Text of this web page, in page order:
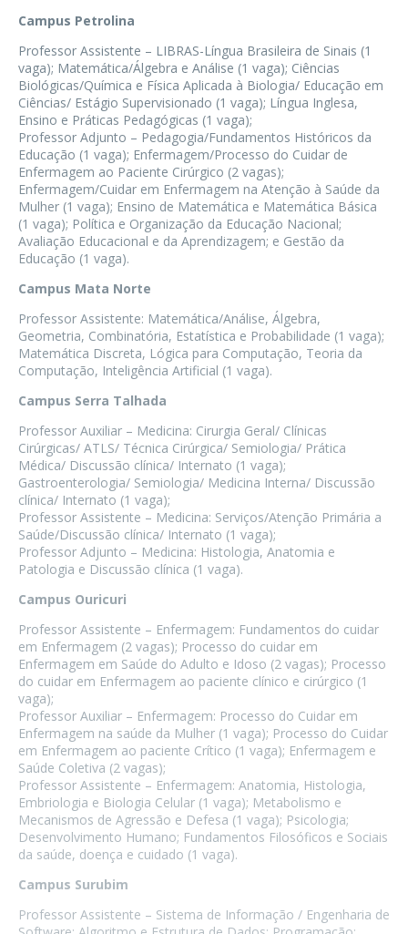
Campus Petrolina
Professor Assistente – LIBRAS-Língua Brasileira de Sinais (1
vaga); Matemática/Álgebra e Análise (1 vaga); Ciências
Biológicas/Química e Física Aplicada à Biologia/ Educação em
Ciências/ Estágio Supervisionado (1 vaga); Língua Inglesa,
Ensino e Práticas Pedagógicas (1 vaga);
Professor Adjunto – Pedagogia/Fundamentos Históricos da
Educação (1 vaga); Enfermagem/Processo do Cuidar de
Enfermagem ao Paciente Cirúrgico (2 vagas);
Enfermagem/Cuidar em Enfermagem na Atenção à Saúde da
Mulher (1 vaga); Ensino de Matemática e Matemática Básica
(1 vaga); Política e Organização da Educação Nacional;
Avaliação Educacional e da Aprendizagem; e Gestão da
Educação (1 vaga).
Campus Mata Norte
Professor Assistente: Matemática/Análise, Álgebra,
Geometria, Combinatória, Estatística e Probabilidade (1 vaga);
Matemática Discreta, Lógica para Computação, Teoria da
Computação, Inteligência Artificial (1 vaga).
Campus Serra Talhada
Professor Auxiliar – Medicina: Cirurgia Geral/ Clínicas
Cirúrgicas/ ATLS/ Técnica Cirúrgica/ Semiologia/ Prática
Médica/ Discussão clínica/ Internato (1 vaga);
Gastroenterologia/ Semiologia/ Medicina Interna/ Discussão
clínica/ Internato (1 vaga);
Professor Assistente – Medicina: Serviços/Atenção Primária a
Saúde/Discussão clínica/ Internato (1 vaga);
Professor Adjunto – Medicina: Histologia, Anatomia e
Patologia e Discussão clínica (1 vaga).
Campus Ouricuri
Professor Assistente – Enfermagem: Fundamentos do cuidar
em Enfermagem (2 vagas); Processo do cuidar em
Enfermagem em Saúde do Adulto e Idoso (2 vagas); Processo
do cuidar em Enfermagem ao paciente clínico e cirúrgico (1
vaga);
Professor Auxiliar – Enfermagem: Processo do Cuidar em
Enfermagem na saúde da Mulher (1 vaga); Processo do Cuidar
em Enfermagem ao paciente Crítico (1 vaga); Enfermagem e
Saúde Coletiva (2 vagas);
Professor Assistente – Enfermagem: Anatomia, Histologia,
Embriologia e Biologia Celular (1 vaga); Metabolismo e
Mecanismos de Agressão e Defesa (1 vaga); Psicologia;
Desenvolvimento Humano; Fundamentos Filosóficos e Sociais
da saúde, doença e cuidado (1 vaga).
Campus Surubim
Professor Assistente – Sistema de Informação / Engenharia de